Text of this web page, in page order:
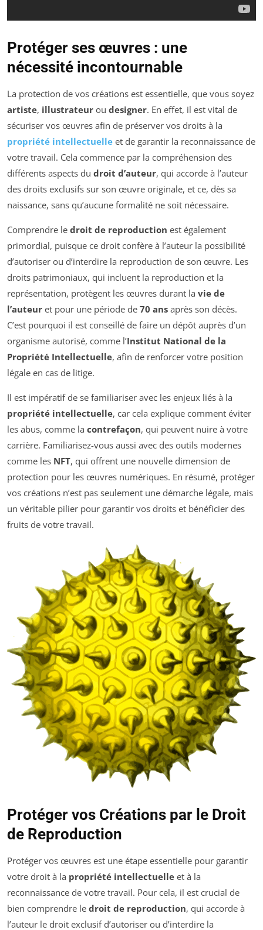
Protéger ses œuvres : une
nécessité incontournable
La protection de vos créations est essentielle, que vous soyez
artiste, illustrateur ou designer. En effet, il est vital de
sécuriser vos œuvres afin de préserver vos droits à la
propriété intellectuelle et de garantir la reconnaissance de
votre travail. Cela commence par la compréhension des
différents aspects du droit d’auteur, qui accorde à l’auteur
des droits exclusifs sur son œuvre originale, et ce, dès sa
naissance, sans qu’aucune formalité ne soit nécessaire.
Comprendre le droit de reproduction est également
primordial, puisque ce droit confère à l’auteur la possibilité
d’autoriser ou d’interdire la reproduction de son œuvre. Les
droits patrimoniaux, qui incluent la reproduction et la
représentation, protègent les œuvres durant la vie de
l’auteur et pour une période de 70 ans après son décès.
C’est pourquoi il est conseillé de faire un dépôt auprès d’un
organisme autorisé, comme l’Institut National de la
Propriété Intellectuelle, afin de renforcer votre position
légale en cas de litige.
Il est impératif de se familiariser avec les enjeux liés à la
propriété intellectuelle, car cela explique comment éviter
les abus, comme la contrefaçon, qui peuvent nuire à votre
carrière. Familiarisez-vous aussi avec des outils modernes
comme les NFT, qui offrent une nouvelle dimension de
protection pour les œuvres numériques. En résumé, protéger
vos créations n’est pas seulement une démarche légale, mais
un véritable pilier pour garantir vos droits et bénéficier des
fruits de votre travail.
Protéger vos Créations par le Droit
de Reproduction
Protéger vos œuvres est une étape essentielle pour garantir
votre droit à la propriété intellectuelle et à la
reconnaissance de votre travail. Pour cela, il est crucial de
bien comprendre le droit de reproduction, qui accorde à
l’auteur le droit exclusif d’autoriser ou d’interdire la